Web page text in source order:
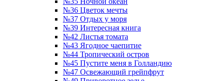
№36 Цветок мечты
№37 Отдых у моря
№39 Интересная книга
№42 Листья томата
№43 Ягодное чаепитие
№44 Тропический остров
№45 Пустите меня в Голландию
№47 Освежающий грейпфрут